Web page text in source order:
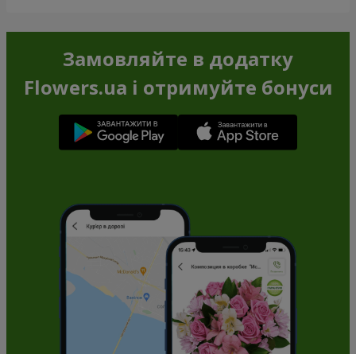
Замовляйте в додатку
Flowers.ua і отримуйте бонуси